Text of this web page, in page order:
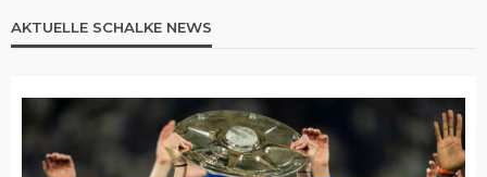
AKTUELLE SCHALKE NEWS